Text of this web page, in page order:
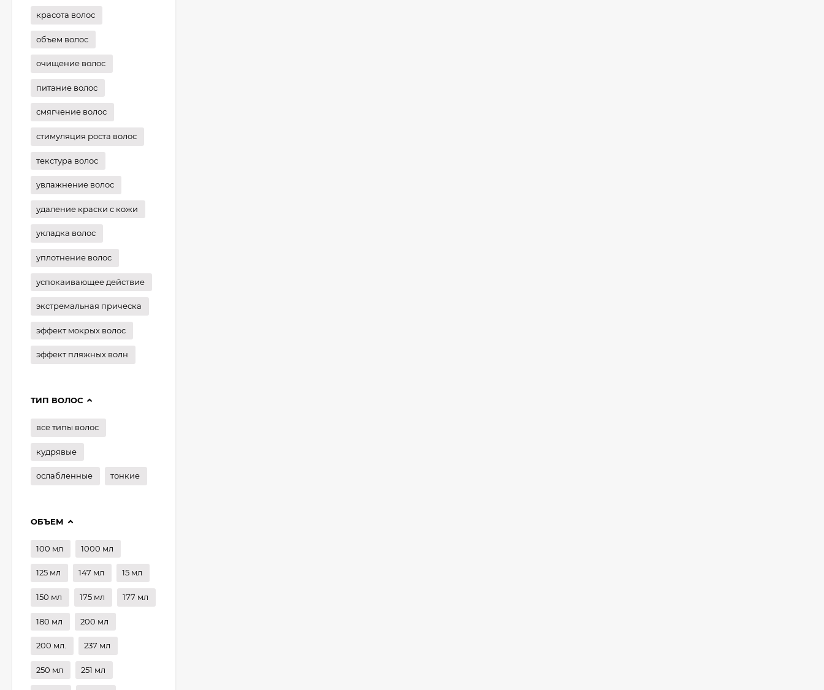
красота волос
объем волос
очищение волос
питание волос
смягчение волос
стимуляция роста волос
текстура волос
увлажнение волос
удаление краски с кожи
укладка волос
уплотнение волос
успокаивающее действие
экстремальная прическа
эффект мокрых волос
эффект пляжных волн
ТИП ВОЛОС
все типы волос
кудрявые
ослабленные тонкие
ОБЪЕМ
100 мл 1000 мл
125 мл 147 мл 15 мл
150 мл 175 мл 177 мл
180 мл 200 мл
200 мл. 237 мл
250 мл 251 мл